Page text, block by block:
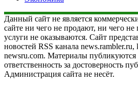
Данный сайт не является
сайте ни чего не продают, ни чего
услуги не оказываются. Сайт
новостей RSS канала news.rambler.ru,
newsru.com. Материалы публикуются
ответственность за достоверность
Администрация сайта не несёт.